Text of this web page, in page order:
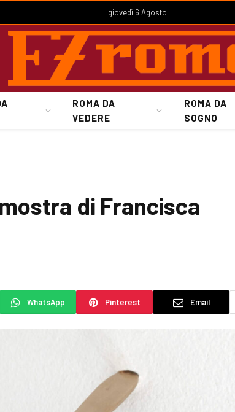
giovedì 6 Agosto
ROMA DA
VEDERE
ROMA DA
SOGNO
di Francisca
WhatsApp Pinterest Email